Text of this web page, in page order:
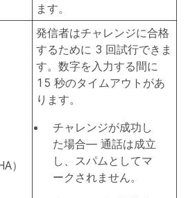
ます。
）
発信者はチャレンジに合格
するために 3 回試行できま
す。数字を入力する間に
15 秒のタイムアウトがあ
ります。
チャレンジが成功し
た場合— 通話は成立
し、スパムとしてマ
ークされません。